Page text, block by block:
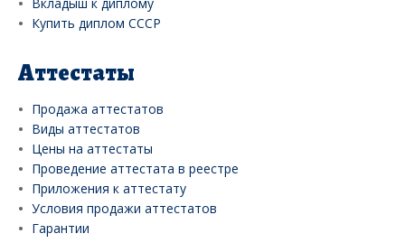
Купить диплом СССР
Аттестаты
Продажа аттестатов
Виды аттестатов
Цены на аттестаты
Проведение аттестата в реестре
Приложения к аттестату
Условия продажи аттестатов
Гарантии